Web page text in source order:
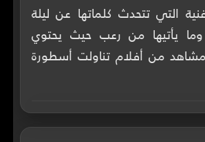
التي تتحدث كلماتها عن ليلة
وما يأتيها من رعب حيث يحتوي
من أفلام تناولت أسطورة